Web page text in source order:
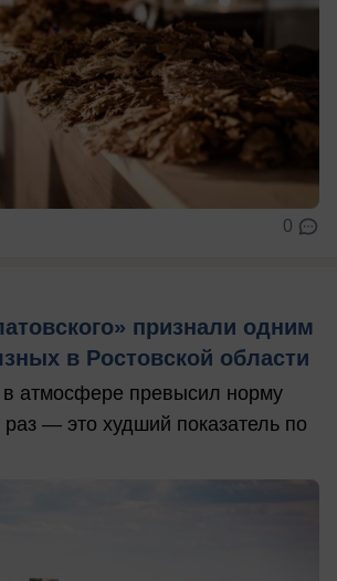
0
признали одним
в Ростовской области
атмосфере превысил норму
— это худший показатель по